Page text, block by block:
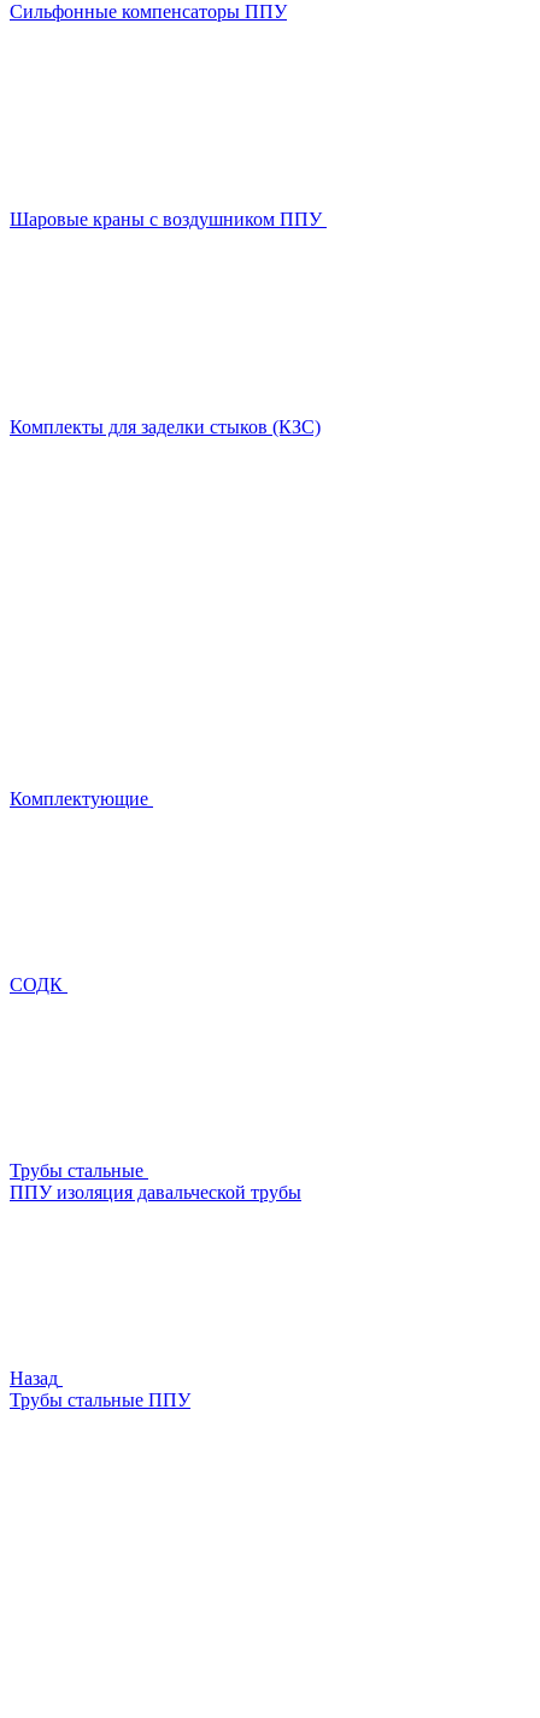
Сильфонные компенсаторы ППУ
Шаровые краны с воздушником ППУ
Комплекты для заделки стыков (КЗС)
Комплектующие
СОДК
Трубы стальные
ППУ изоляция давальческой трубы
Назад
Трубы стальные ППУ